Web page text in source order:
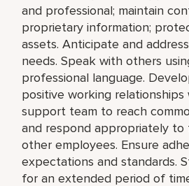
and professional; maintain
proprietary information;
assets. Anticipate and
needs. Speak with others
professional language.
positive working relationships
support team to reach
and respond appropriately
other employees. Ensure
expectations and standards.
for an extended period of